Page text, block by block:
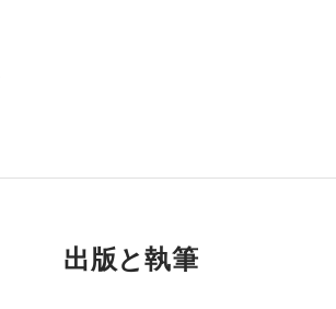
出版と執筆